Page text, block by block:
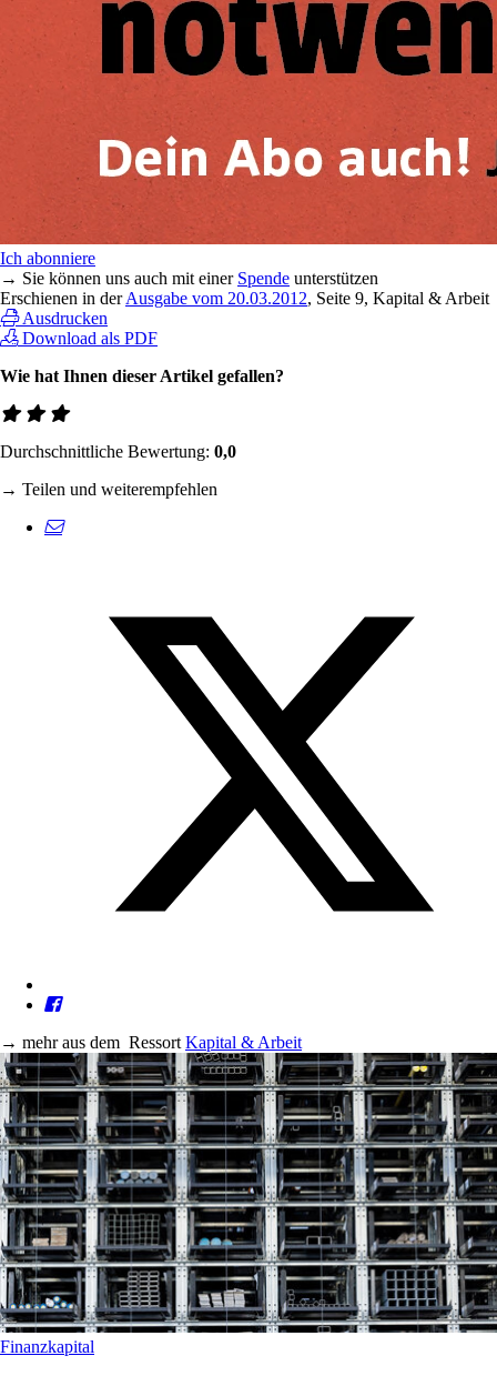
Ich abonniere
→ Sie können uns auch mit einer Spende unterstützen
Erschienen in derAusgabe vom 20.03.2012, Seite 9, Kapital & Arbeit
Ausdrucken
Download als PDF
Wie hat Ihnen dieser Artikel gefallen?
Durchschnittliche Bewertung: 0,0
→ Teilen und weiterempfehlen
→ mehr aus dem Ressort Kapital & Arbeit
Finanzkapital